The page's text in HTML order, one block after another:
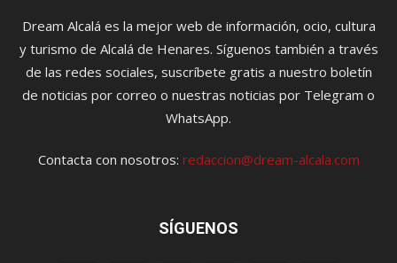
Dream Alcalá es la mejor web de información, ocio, cultura
y turismo de Alcalá de Henares. Síguenos también a través
de las redes sociales, suscríbete gratis a nuestro boletín
de noticias por correo o nuestras noticias por Telegram o
WhatsApp.
Contacta con nosotros: redaccion@dream-alcala.com
SÍGUENOS